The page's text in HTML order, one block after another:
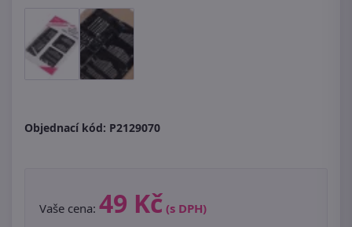
Objednací kód: P2129070
Vaše cena: 49 Kč (s DPH)